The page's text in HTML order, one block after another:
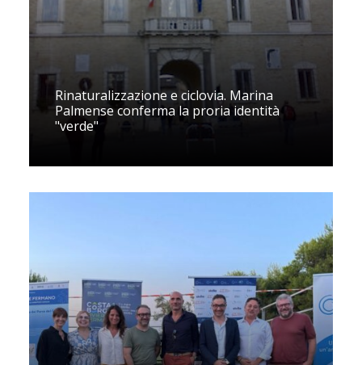
Rinaturalizzazione e ciclovia. Marina
Palmense conferma la proria identità
"verde"